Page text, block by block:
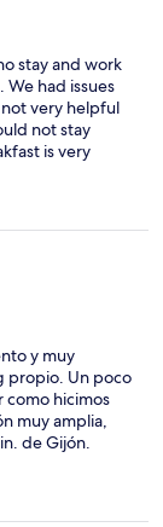
stay and work
had issues
very helpful
not stay
is very
industries.
y muy
propio. Un poco
como hicimos
muy amplia,
de Gijón.